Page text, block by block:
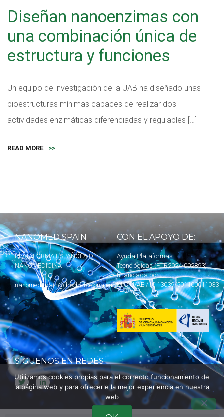
Diseñan nanoenzimas con
una combinación única de
estructura y funciones
Un equipo de investigación de la UAB ha diseñado unas
bioestructuras mínimas capaces de realizar dos
actividades enzimáticas diferenciadas y regulables […]
READ MORE >>
NANOMED SPAIN
PLATAFORMA ESPAÑOLA DE
NANOMEDICINA
nanomedspain@ibecbarcelona.eu
CON EL APOYO DE:
Ayuda Plataformas
Tecnológicas (PTR2024-002893)
financiada por
MICIU/AEI/10.13039/501100011033
SÍGUENOS EN REDES
Utilizamos cookies propias para el correcto funcionamiento de
la página web y para ofrecerle la mejor experiencia en nuestra
web